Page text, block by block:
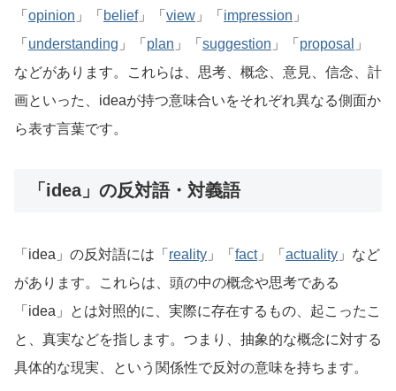
「 opinion 」「 belief」「 view 」「 impression 」
「 understanding 」「 plan 」「 suggestion 」「 proposal
」
などがあります。これらは、思考、概念、意見、信念、計
画といった、ideaが持つ意味合いをそれぞれ異なる側面か
ら表す言葉です。
「idea」の反対語・対義語
「idea」の反対語には「 reality 」「 fact」「 actuality 」など
があります。これらは、頭の中の概念や思考である
「idea」とは対照的に、実際に存在するもの、起こったこ
と、真実などを指します。つまり、抽象的な概念に対する
具体的な現実、という関係性で反対の意味を持ちます。